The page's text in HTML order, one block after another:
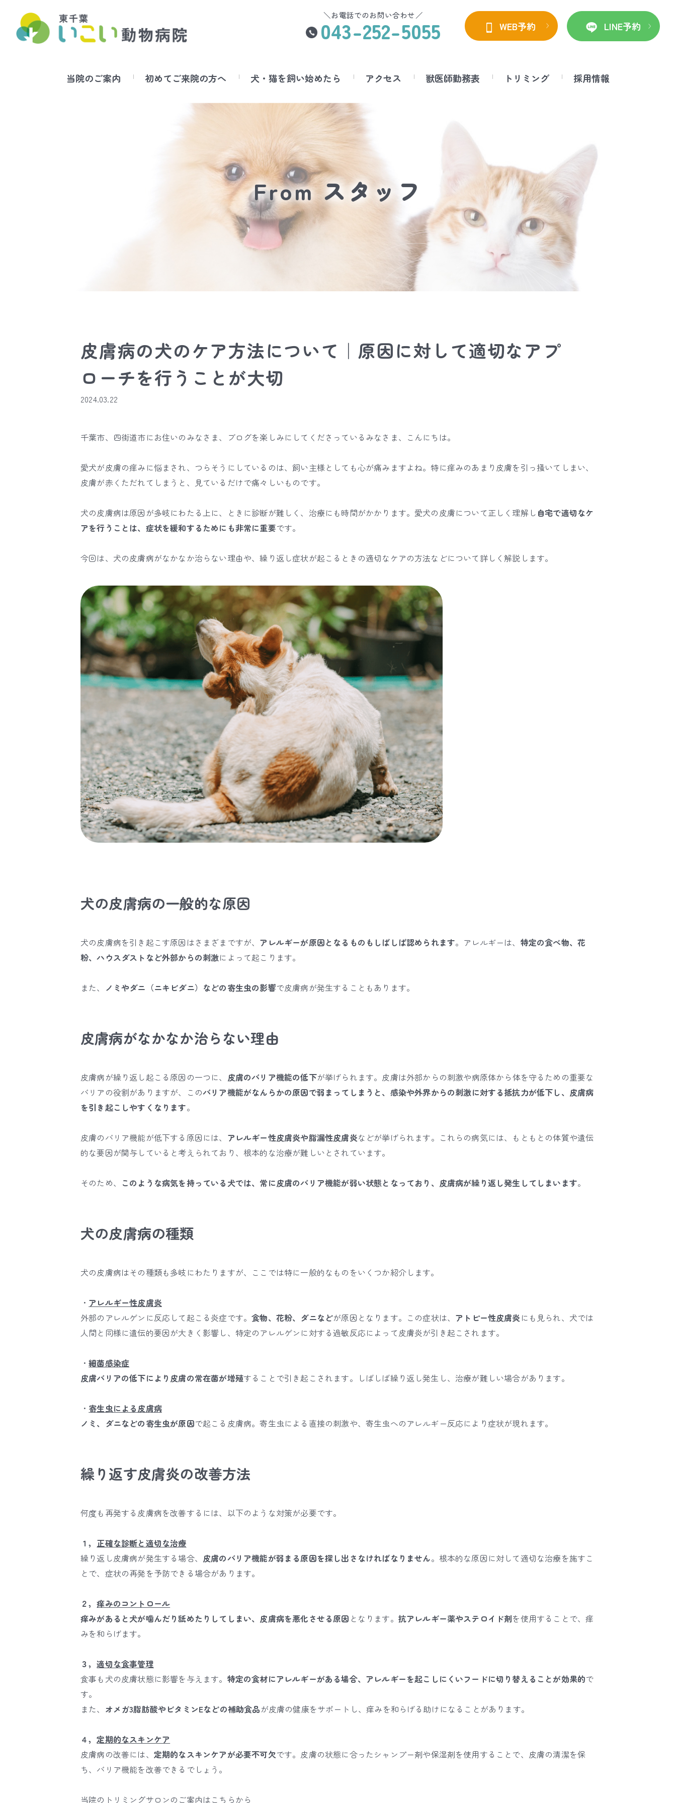
＼お電話でのお問い合わせ／
043-252-5055 WEB予約 LINE予約
当院のご案内 初めてご来院の方へ 犬・猫を飼い始めたら アクセス 獣医師勤務表 トリミング 採用情報
From スタッフ
皮膚病の犬のケア方法について｜原因に対して適切なアプ
ローチを行うことが大切
2024.03.22
千葉市、四街道市にお住いのみなさま、ブログを楽しみにしてくださっているみなさま、こんにちは。
愛犬が皮膚の痒みに悩まされ、つらそうにしているのは、飼い主様としても心が痛みますよね。特に痒みのあまり皮膚を引っ掻いてしまい、
皮膚が赤くただれてしまうと、見ているだけで痛々しいものです。
犬の皮膚病は原因が多岐にわたる上に、ときに診断が難しく、治療にも時間がかかります。愛犬の皮膚について正しく理解し 自宅で適切なケ
アを行うことは、症状を緩和するためにも非常に重要です。
今回は、犬の皮膚病がなかなか治らない理由や、繰り返し症状が起こるときの適切なケアの方法などについて詳しく解説します。
犬の皮膚病の一般的な原因
犬の皮膚病を引き起こす原因はさまざまですが、 アレルギーが原因となるものもしばしば認められます。アレルギーは、 特定の食べ物、花
粉、ハウスダストなど外部からの刺激によって起こります。
また、 ノミやダニ（ニキビダニ）などの寄生虫の影響で皮膚病が発生することもあります。
皮膚病がなかなか治らない理由
皮膚病が繰り返し起こる原因の一つに、 皮膚のバリア機能の低下が挙げられます。 皮膚は外部からの刺激や病原体から体を守るための重要な
バリアの役割がありますが、
このバリア機能がなんらかの原因で弱まってしまうと、感染や外界からの刺激に対する抵抗力が低下し、皮膚病
を引き起こしやすくなります。
皮膚のバリア機能が低下する原因には、 アレルギー性皮膚炎や脂漏性皮膚炎などが挙げられます。これらの病気には、もともとの体質や遺伝
的な要因が関与していると考えられており、 根本的な治療が難しいとされています。
そのため、 このような病気を持っている犬では、常に皮膚のバリア機能が弱い状態となっており、皮膚病が繰り返し発生してしまいます。
犬の皮膚病の種類
犬の皮膚病はその種類も多岐にわたりますが、ここでは特に一般的なものをいくつか紹介します。
・ アレルギー性皮膚炎
外部のアレルゲンに反応して起こる炎症です。食物、花粉、ダニなどが原因となります。 この症状は、 アトピー性皮膚炎 にも見られ、犬では
人間と同様に遺伝的要因が大きく影響し、特定のアレルゲンに対する過敏反応によって皮膚炎が引き起こされます。
・細菌感染症
皮膚バリアの低下により皮膚の常在菌が増殖することで引き起こされます。 しばしば繰り返し発生し、治療が難しい場合があります。
・ 寄生虫による皮膚病
ノミ、ダニなどの寄生虫が原因で起こる皮膚病。寄生虫による直接の刺激や、寄生虫へのアレルギー反応により症状が現れます。
繰り返す皮膚炎の改善方法
何度も再発する皮膚病を改善するには、以下のような対策が必要です。
１， 正確な診断と適切な治療
繰り返し皮膚病が発生する場合、 皮膚のバリア機能が弱まる原因を探し出さなければなりません。根本的な原因に対して適切な治療を施すこ
とで、症状の再発を予防できる場合があります。
２，痒みのコントロール
痒みがあると犬が噛んだり舐めたりしてしまい、皮膚病を悪化させる原因 となります。 抗アレルギー薬やステロイド剤を使用することで、痒
みを和らげます。
３，適切な食事管理
食事も犬の皮膚状態に影響を与えます。 特定の食材にアレルギーがある場合、アレルギーを起こしにくいフードに切り替えることが効果的で
す。
また、 オメガ3脂肪酸やビタミンEなどの補助食品が皮膚の健康をサポートし、痒みを和らげる助けになることがあります。
４，定期的なスキンケア
皮膚病の改善には、 定期的なスキンケアが必要不可欠です。皮膚の状態に合ったシャンプー剤や保湿剤を使用することで、皮膚の清潔を保
ち、バリア機能を改善できるでしょう。
当院のトリミングサロンのご案内はこちらから